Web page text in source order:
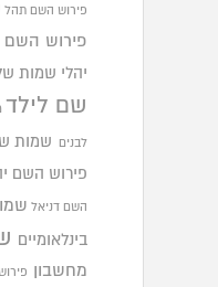
פירוש השם תהל
פירוש השם
יהלי שמות של
שם לילד
לבנים שמות
פירוש השם
השם דניאל
בינלאומיים
מחשבון